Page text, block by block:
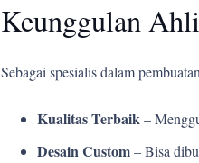
Keunggulan
Sebagai spesialis dalam
Kualitas Terbaik–
Desain Custom– Bisa